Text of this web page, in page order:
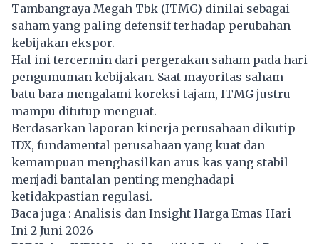
Tambangraya Megah Tbk (ITMG) dinilai sebagai
saham yang paling defensif terhadap perubahan
kebijakan ekspor.
Hal ini tercermin dari pergerakan saham pada hari
pengumuman kebijakan. Saat mayoritas saham
batu bara mengalami koreksi tajam, ITMG justru
mampu ditutup menguat.
Berdasarkan laporan kinerja perusahaan dikutip
IDX, fundamental perusahaan yang kuat dan
kemampuan menghasilkan arus kas yang stabil
menjadi bantalan penting menghadapi
ketidakpastian regulasi.
Baca juga : Analisis dan Insight Harga Emas Hari
Ini 2 Juni 2026